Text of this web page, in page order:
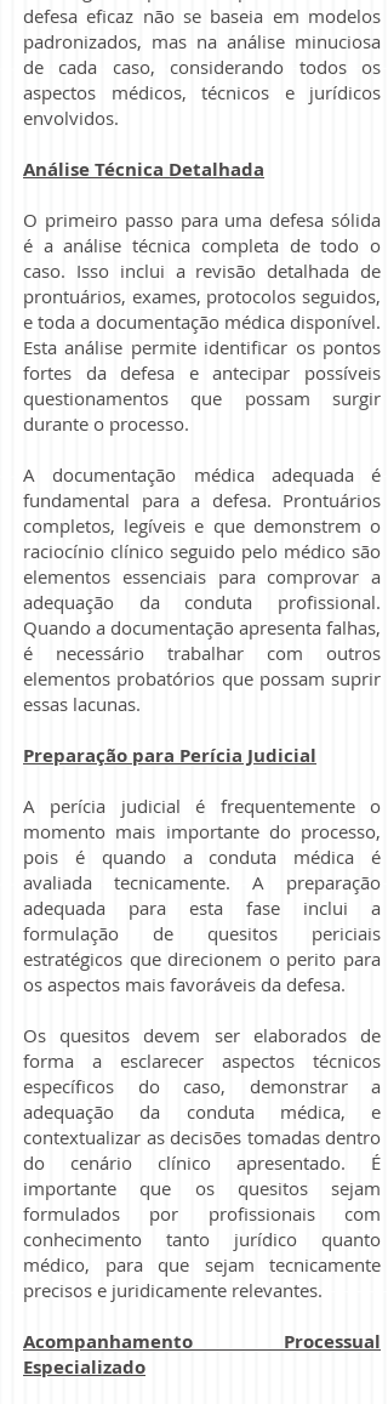
defesa eficaz não se baseia em modelos
padronizados, mas na análise minuciosa
de cada caso, considerando todos os
aspectos médicos, técnicos e jurídicos
envolvidos.
Análise Técnica Detalhada
O primeiro passo para uma defesa sólida
é a análise técnica completa de todo o
caso. Isso inclui a revisão detalhada de
prontuários, exames, protocolos seguidos,
e toda a documentação médica disponível.
Esta análise permite identificar os pontos
fortes da defesa e antecipar possíveis
questionamentos que possam surgir
durante o processo.
A documentação médica adequada é
fundamental para a defesa. Prontuários
completos, legíveis e que demonstrem o
raciocínio clínico seguido pelo médico são
elementos essenciais para comprovar a
adequação da conduta profissional.
Quando a documentação apresenta falhas,
é necessário trabalhar com outros
elementos probatórios que possam suprir
essas lacunas.
Preparação para Perícia Judicial
A perícia judicial é frequentemente o
momento mais importante do processo,
pois é quando a conduta médica é
avaliada tecnicamente. A preparação
adequada para esta fase inclui a
formulação de quesitos periciais
estratégicos que direcionem o perito para
os aspectos mais favoráveis da defesa.
Os quesitos devem ser elaborados de
forma a esclarecer aspectos técnicos
específicos do caso, demonstrar a
adequação da conduta médica, e
contextualizar as decisões tomadas dentro
do cenário clínico apresentado. É
importante que os quesitos sejam
formulados por profissionais com
conhecimento tanto jurídico quanto
médico, para que sejam tecnicamente
precisos e juridicamente relevantes.
Acompanhamento Processual
Especializado